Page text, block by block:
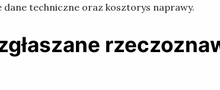
techniczne oraz kosztorys naprawy.